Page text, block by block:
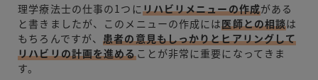
理学療法士の仕事の1つにリハビリメニューの作成がある
と書きましたが、このメニューの作成には医師との相談は
もちろんですが、患者の意見もしっかりとヒアリングして
リハビリの計画を進めることが非常に重要になってきま
す。